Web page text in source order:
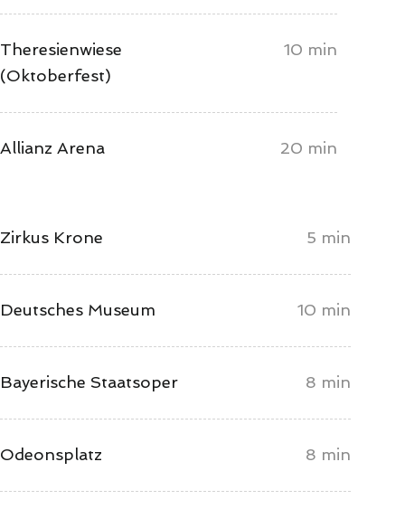
Theresienwiese
(Oktoberfest)
10 min
Allianz Arena 20 min
Zirkus Krone 5 min
Deutsches Museum 10 min
Bayerische Staatsoper 8 min
Odeonsplatz 8 min